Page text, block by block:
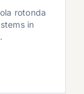
rotonda
in